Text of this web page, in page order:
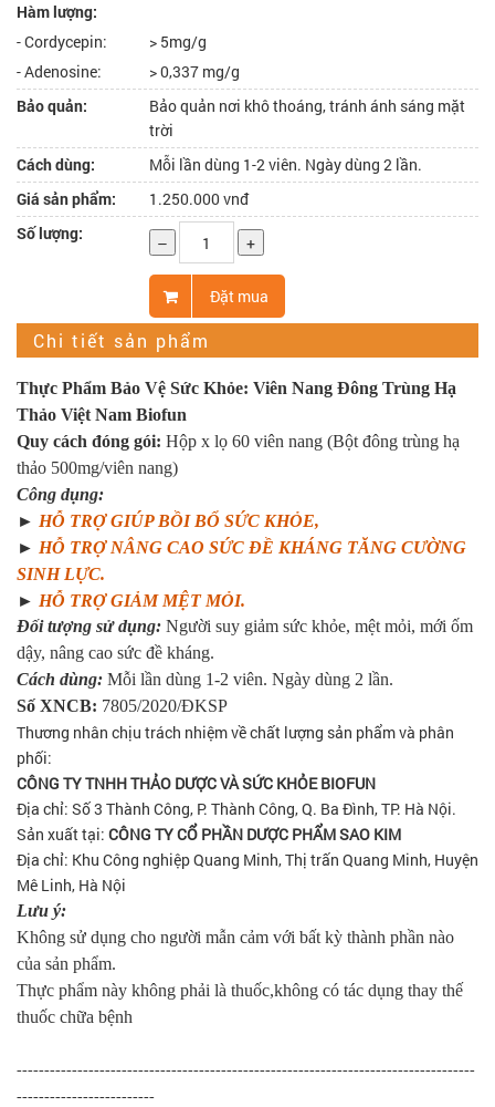
Hàm lượng:
- Cordycepin:
> 5mg/g
- Adenosine:
> 0,337 mg/g
Bảo quản:
Bảo quản nơi khô thoáng, tránh ánh sáng mặt
trời
Cách dùng:
Mỗi lần dùng 1-2 viên. Ngày dùng 2 lần.
Giá sản phẩm:
1.250.000 vnđ
Số lượng:
– +
Đặt mua
Chi tiết sản phẩm
Thực Phẩm Bảo Vệ Sức Khỏe: Viên Nang Đông Trùng Hạ
Thảo Việt Nam Biofun
Quy cách đóng gói: Hộp x lọ 60 viên nang (Bột đông trùng hạ
thảo 500mg/viên nang)
Công dụng:
► HỖ TRỢ GIÚP BỒI BỔ SỨC KHỎE,
► HỖ TRỢ NÂNG CAO SỨC ĐỀ KHÁNG TĂNG CƯỜNG
SINH LỰC.
► HỖ TRỢ GIẢM MỆT MỎI.
Đối tượng sử dụng: Người suy giảm sức khỏe, mệt mỏi, mới ốm
dậy, nâng cao sức đề kháng.
Cách dùng: Mỗi lần dùng 1-2 viên. Ngày dùng 2 lần.
Số XNCB: 7805/2020/ĐKSP
Thương nhân chịu trách nhiệm về chất lượng sản phẩm và phân
phối:
CÔNG TY TNHH THẢO DƯỢC VÀ SỨC KHỎE BIOFUN
Địa chỉ: Số 3 Thành Công, P. Thành Công, Q. Ba Đình, TP. Hà Nội.
Sản xuất tại: CÔNG TY CỔ PHẦN DƯỢC PHẨM SAO KIM
Địa chỉ: Khu Công nghiệp Quang Minh, Thị trấn Quang Minh, Huyện
Mê Linh, Hà Nội
Lưu ý:
Không sử dụng cho người mẫn cảm với bất kỳ thành phần nào
của sản phẩm.
Thực phẩm này không phải là thuốc,không có tác dụng thay thế
thuốc chữa bệnh
-----------------------------------------------------------------------------------
-------------------------